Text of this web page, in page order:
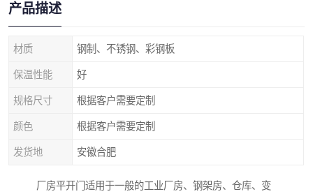
产品描述
材质 钢制、不锈钢、彩钢板
保温性能 好
规格尺寸 根据客户需要定制
颜色 根据客户需要定制
发货地 安徽合肥
厂房平开门适用于一般的工业厂房、钢架房、仓库、变